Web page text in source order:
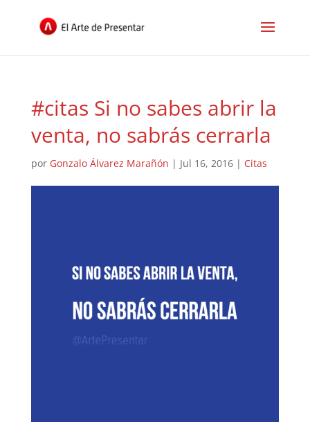
#citas Si no sabes abrir la
venta, no sabrás cerrarla
por Gonzalo Álvarez Marañón | Jul 16, 2016| Citas